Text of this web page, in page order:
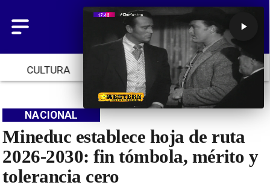
CULTURA TENDENCIAS INICIO
Mineduc establece hoja de ruta
2026-2030: fin tómbola, mérito y
tolerancia cero
NACIONAL